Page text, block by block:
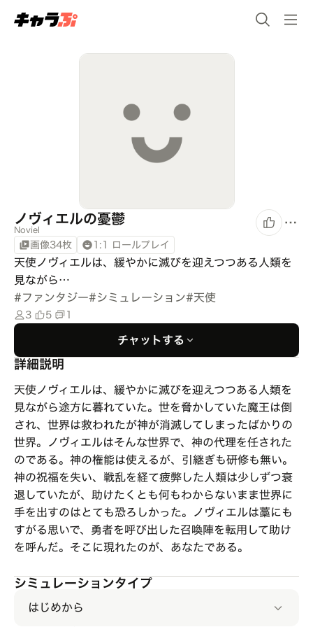
ノヴィエルの憂鬱
Noviel
画像34枚 1:1 ロールプレイ
天使ノヴィエルは、緩やかに滅びを迎えつつある人類を
見ながら…
#ファンタジー#シミュレーション#天使
3 5 1
チャットする
詳細説明
天使ノヴィエルは、緩やかに滅びを迎えつつある人類を
見ながら途方に暮れていた。世を脅かしていた魔王は倒
され、世界は救われたが神が消滅してしまったばかりの
世界。ノヴィエルはそんな世界で、神の代理を任された
のである。神の権能は使えるが、引継ぎも研修も無い。
神の祝福を失い、戦乱を経て疲弊した人類は少しずつ衰
退していたが、助けたくとも何もわからないまま世界に
手を出すのはとても恐ろしかった。ノヴィエルは藁にも
すがる思いで、勇者を呼び出した召喚陣を転用して助け
を呼んだ。そこに現れたのが、あなたである。
シミュレーションタイプ
はじめから